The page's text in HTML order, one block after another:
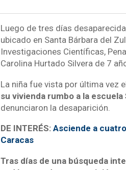
Luego de tres días
ubicado en Santa Bárbara del
Investigaciones Científicas,
Carolina Hurtado Silvera de 7
La niña fue vista por última vez
su vivienda rumbo a la
denunciaron la desaparición.
DE INTERÉS: Asciende a
Caracas
Tras días de una búsqueda